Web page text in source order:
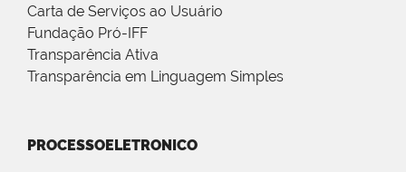
Carta de Serviços ao Usuário
Fundação Pró-IFF
Transparência Ativa
Transparência em Linguagem Simples
PROCESSOELETRONICO